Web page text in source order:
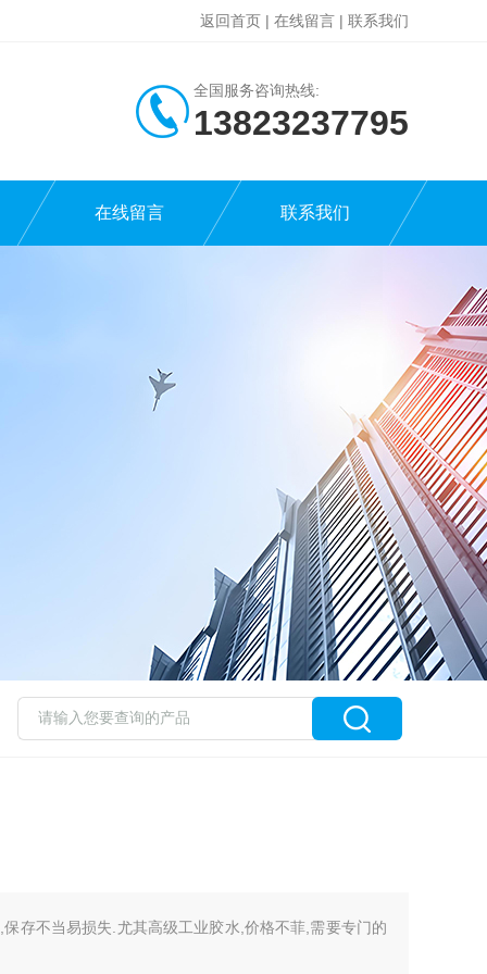
返回首页 | 在线留言 | 联系我们
全国服务咨询热线:
13823237795
在线留言 联系我们
存不当易损失.尤其高级工业胶水,价格不菲,需要专门的